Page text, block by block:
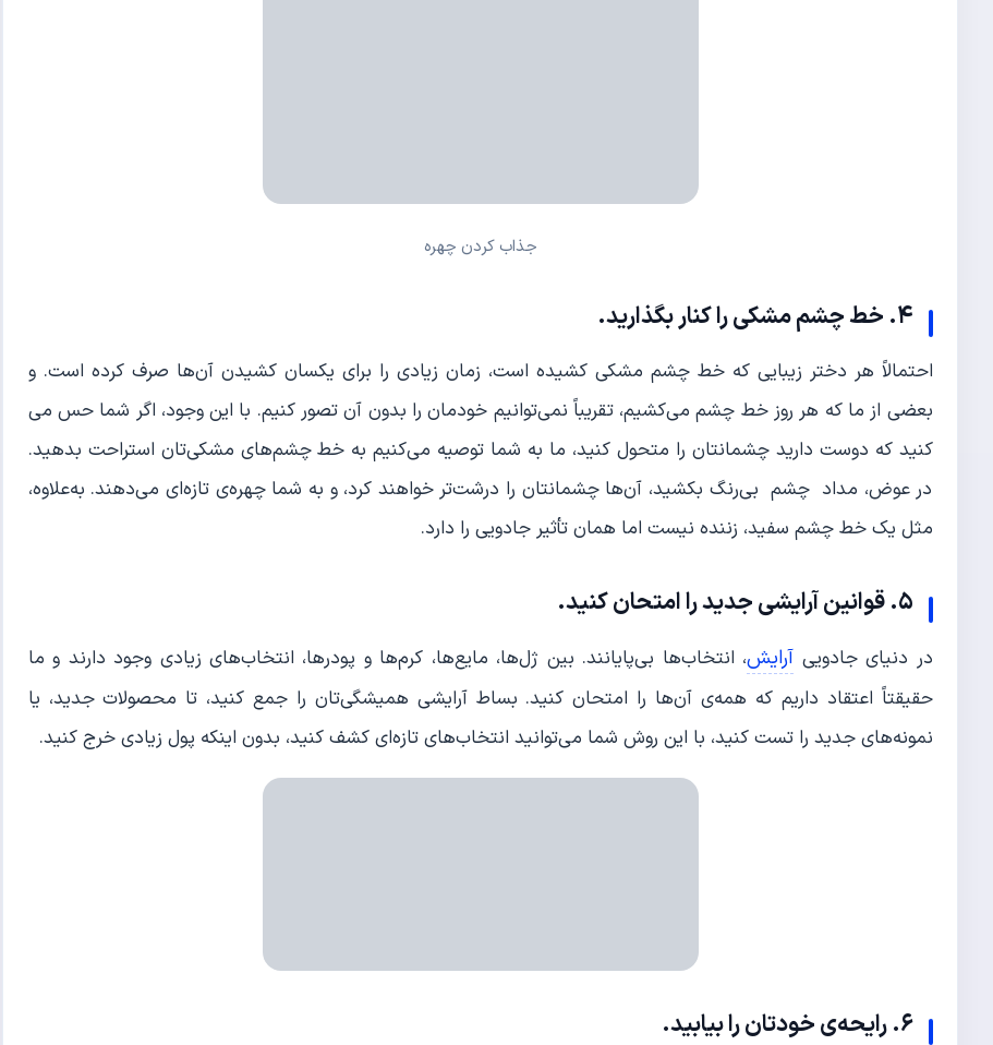
جذاب کردن چهره
۴. خط چشم مشکی را کنار بگذارید.
احتمالاً هر دختر زیبایی که خط چشم مشکی کشیده است، زمان زیادی را برای یکسان کشیدن آن‌ها صرف کرده است. و
بعضی از ما که هر روز خط چشم می‌کشیم، تقریباً نمی‌توانیم خودمان را بدون آن تصور کنیم. با این وجود، اگر شما حس می
کنید که دوست دارید چشمانتان را متحول کنید، ما به شما توصیه می‌کنیم به خط چشم‌های مشکی‌تان استراحت بدهید.
در عوض، مداد چشم بی‌رنگ بکشید، آن‌ها چشمانتان را درشت‌تر خواهند کرد، و به شما چهره‌ی تازه‌ای می‌دهند. به‌علاوه،
مثل یک خط چشم سفید، زننده نیست اما همان تأثیر جادویی را دارد.
۵. قوانین آرایشی جدید را امتحان کنید.
در دنیای جادویی آرایش، انتخاب‌ها بی‌پایانند. بین ژل‌ها، مایع‌ها، کرم‌ها و پودر‌ها، انتخاب‌های زیادی وجود دارند و ما
حقیقتاً اعتقاد داریم که همه‌ی آن‌ها را امتحان کنید. بساط آرایشی همیشگی‌تان را جمع کنید، تا محصولات جدید، یا
نمونه‌های جدید را تست کنید، با این روش شما می‌توانید انتخاب‌های تازه‌ای کشف کنید، بدون اینکه پول زیادی خرج کنید.
۶. رایحه‌ی خودتان را بیابید.